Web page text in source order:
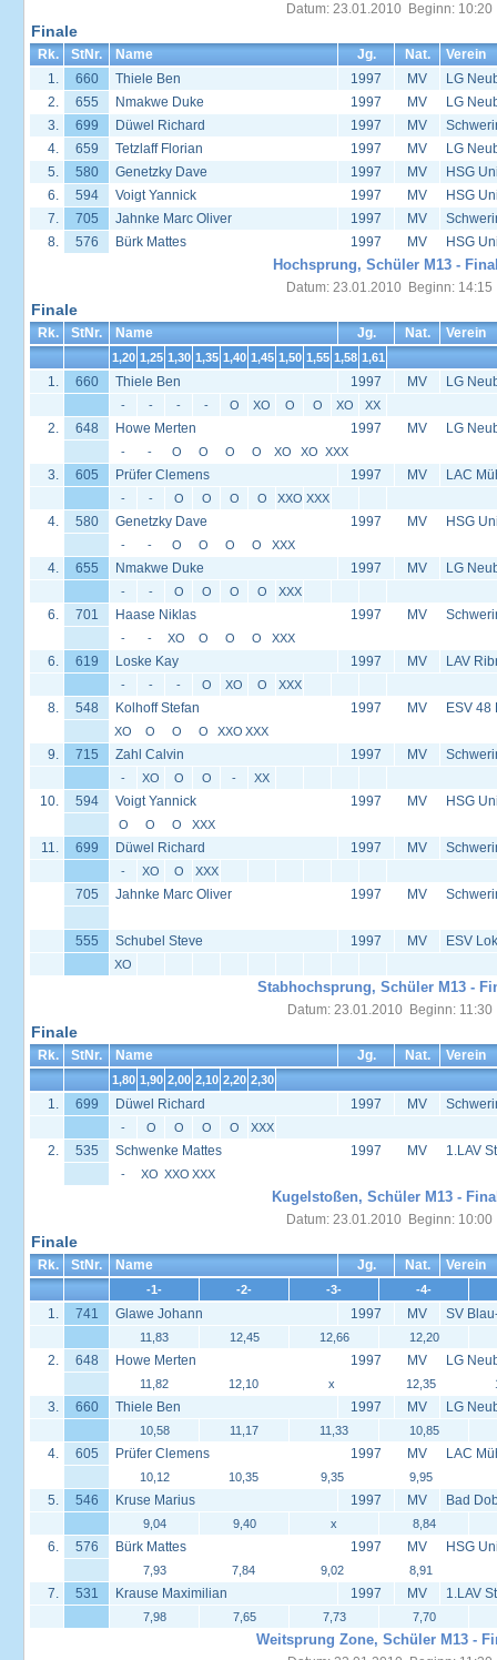
Datum: 23.01.2010 Beginn: 10:20
Finale
Rk. StNr. Name Jg. Nat.
Verein
1.
660 Thiele Ben 1997 MV
LG
2.
655 Nmakwe Duke 1997 MV
LG
3.
699 Düwel Richard 1997 MV
4.
659 Tetzlaff Florian 1997 MV
LG
5.
580 Genetzky Dave 1997 MV
HSG
6.
594 Voigt Yannick 1997 MV
HSG
7.
705 Jahnke Marc Oliver 1997 MV
8.
576 Bürk Mattes 1997 MV HSG
Hochsprung, Schüler M13 -
Datum: 23.01.2010 Beginn: 14:15
Finale
Rk. StNr. Name Jg. Nat. Verein
1,20 1,25 1,30 1,35 1,40 1,45 1,50 1,55 1,58 1,61
1. 660 Thiele Ben 1997 MV LG
- - - - O XO O O XO XX
2. 648 Howe Merten 1997 MV LG
- - O O O O XO XO XXX
3. 605 Prüfer Clemens 1997 MV LAC
- - O O O O XXO XXX
4. 580 Genetzky Dave 1997 MV HSG
- - O O O O XXX
4. 655 Nmakwe Duke 1997 MV LG
- - O O O O XXX
6. 701 Haase Niklas 1997 MV
- - XO O O O XXX
6. 619 Loske Kay 1997 MV LAV
- - - O XO O XXX
8. 548 Kolhoff Stefan 1997 MV ESV 48
XO O O O XXO XXX
9. 715 Zahl Calvin 1997 MV
- XO O O - XX
10. 594 Voigt Yannick 1997 MV HSG
O O O XXX
11. 699 Düwel Richard 1997 MV
- XO O XXX
705 Jahnke Marc Oliver 1997 MV
555 Schubel Steve 1997 MV ESV
XO
Stabhochsprung, Schüler M13 -
Datum: 23.01.2010 Beginn: 11:30
Finale
Rk. StNr. Name Jg. Nat. Verein
1,80 1,90 2,00 2,10 2,20 2,30
1. 699 Düwel Richard 1997 MV
- O O O O XXX
2. 535 Schwenke Mattes 1997 MV 1.LAV
- XO XXO XXX
Kugelstoßen, Schüler M13 -
Datum: 23.01.2010 Beginn: 10:00
Finale
Rk. StNr. Name Jg. Nat. Verein
-1- -2- -3- -4-
1. 741 Glawe Johann 1997 MV SV
11,83 12,45 12,66 12,20
2. 648 Howe Merten 1997 MV LG
11,82 12,10 x 12,35
3. 660 Thiele Ben 1997 MV LG
10,58 11,17 11,33 10,85
4. 605 Prüfer Clemens 1997 MV LAC
10,12 10,35 9,35 9,95
5. 546 Kruse Marius 1997 MV Bad
9,04 9,40 x 8,84
6. 576 Bürk Mattes 1997 MV HSG
7,93 7,84 9,02 8,91
7. 531 Krause Maximilian 1997 MV 1.LAV
7,98 7,65 7,73 7,70
Weitsprung Zone, Schüler M13 -